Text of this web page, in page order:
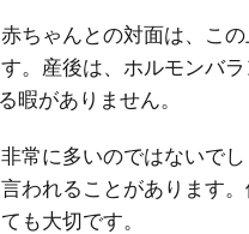
ちゃんとの対面は、こ
。産後は、ホルモンバ
暇がありません。
常に多いのではないで
われることがあります
も大切です。